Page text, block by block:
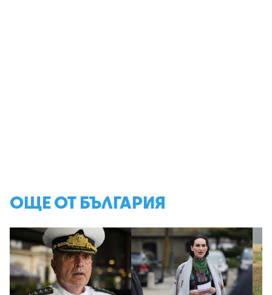
ОЩЕ ОТ БЪЛГАРИЯ